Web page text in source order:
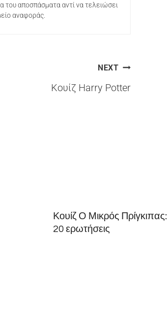
του αποσπάσματα αντί να τελειώσει
αναφοράς.
NEXT
Κουίζ Harry Potter
Κουίζ Ο Μικρός Πρίγκιπας:
20 ερωτήσεις